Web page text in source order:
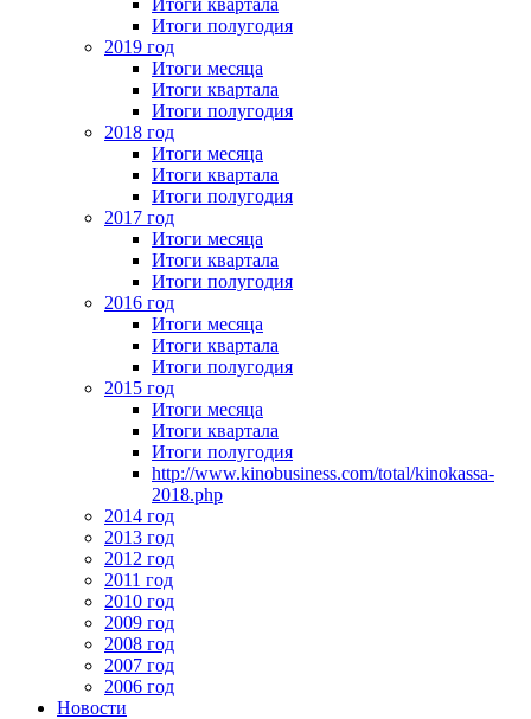
Итоги квартала
Итоги полугодия
2019 год
Итоги месяца
Итоги квартала
Итоги полугодия
2018 год
Итоги месяца
Итоги квартала
Итоги полугодия
2017 год
Итоги месяца
Итоги квартала
Итоги полугодия
2016 год
Итоги месяца
Итоги квартала
Итоги полугодия
2015 год
Итоги месяца
Итоги квартала
Итоги полугодия
http://www.kinobusiness.com/total/kinokassa-
2018.php
2014 год
2013 год
2012 год
2011 год
2010 год
2009 год
2008 год
2007 год
2006 год
Новости